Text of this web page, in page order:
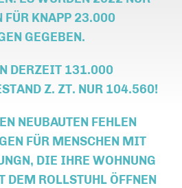
FÜR KNAPP 23.000
GEGEBEN.
DERZEIT 131.000
Z. ZT. NUR 104.560!
NEUBAUTEN FEHLEN
FÜR MENSCHEN MIT
DIE IHRE WOHNUNG
DEM ROLLSTUHL ÖFFNEN